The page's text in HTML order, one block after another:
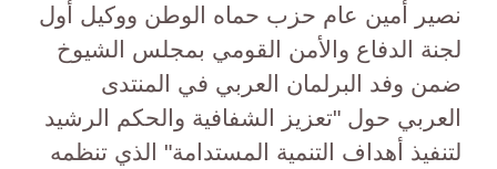
نصير أمين عام حزب حماه الوطن ووكيل أول
لجنة الدفاع والأمن القومي بمجلس الشيوخ
ضمن وفد البرلمان العربي في المنتدى
العربي حول "تعزيز الشفافية والحكم الرشيد
لتنفيذ أهداف التنمية المستدامة" الذي تنظمه